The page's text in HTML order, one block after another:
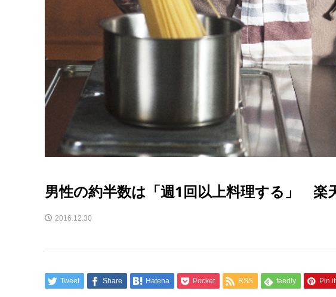
男性の約半数は「週1回以上料理する」 楽
2016.12.30
Tweet Share Hatena Pocket RSS feedly Pin it